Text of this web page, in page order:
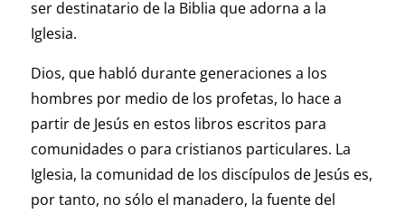
ser destinatario de la Biblia que adorna a la
Iglesia.
Dios, que habló durante generaciones a los
hombres por medio de los profetas, lo hace a
partir de Jesús en estos libros escritos para
comunidades o para cristianos particulares. La
Iglesia, la comunidad de los discípulos de Jesús es,
por tanto, no sólo el manadero, la fuente del